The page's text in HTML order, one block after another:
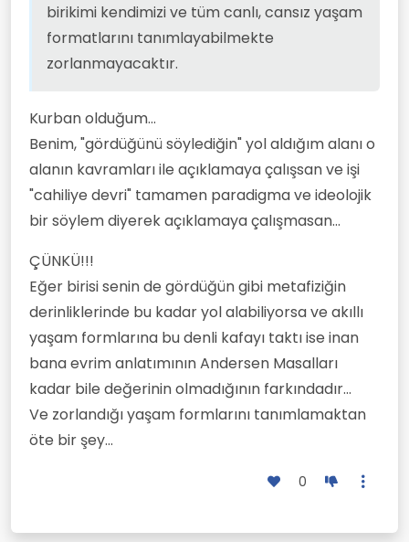
birikimi kendimizi ve tüm canlı, cansız yaşam
formatlarını tanımlayabilmekte
zorlanmayacaktır.
Kurban olduğum...
Benim, "gördüğünü söylediğin" yol aldığım alanı o
alanın kavramları ile açıklamaya çalışsan ve işi
"cahiliye devri" tamamen paradigma ve ideolojik
bir söylem diyerek açıklamaya çalışmasan...
ÇÜNKÜ!!!
Eğer birisi senin de gördüğün gibi metafiziğin
derinliklerinde bu kadar yol alabiliyorsa ve akıllı
yaşam formlarına bu denli kafayı taktı ise inan
bana evrim anlatımının Andersen Masalları
kadar bile değerinin olmadığının farkındadır...
Ve zorlandığı yaşam formlarını tanımlamaktan
öte bir şey...
0